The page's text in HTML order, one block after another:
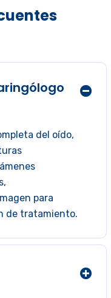
del oído,
para
de tratamiento.